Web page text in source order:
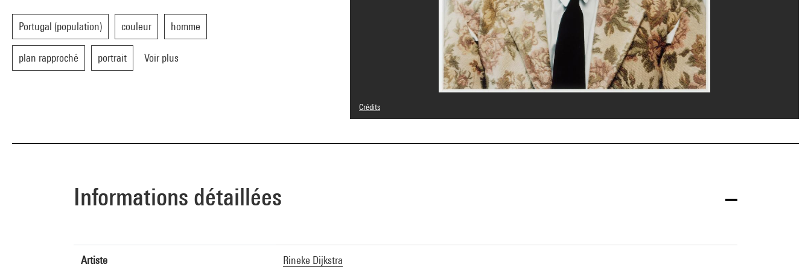
Portugal (population) couleur homme
plan rapproché portrait Voir plus
Crédits
© Rineke Dijkstra
Réf. image : 4R00464 [2000 CX 0426]
Informations détaillées
Artiste
Rineke Dijkstra